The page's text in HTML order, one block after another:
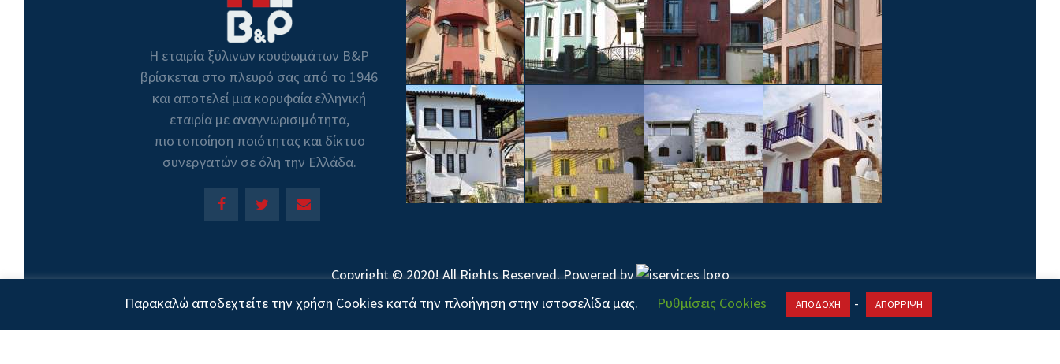
Η εταιρία ξύλινων κουφωμάτων Β&P
βρίσκεται στο πλευρό σας από το 1946
και αποτελεί μια κορυφαία ελληνική
εταιρία με αναγνωρισιμότητα,
πιστοποίηση ποιότητας και δίκτυο
συνεργατών σε όλη την Ελλάδα.
Copyright © 2020! All Rights Reserved. Powered by
Παρακαλώ αποδεχτείτε την χρήση Cookies κατά την πλοήγηση στην ιστοσελίδα μας.
Ρυθμίσεις Cookies ΑΠΟΔΟΧΗ - ΑΠΟΡΡΙΨΗ